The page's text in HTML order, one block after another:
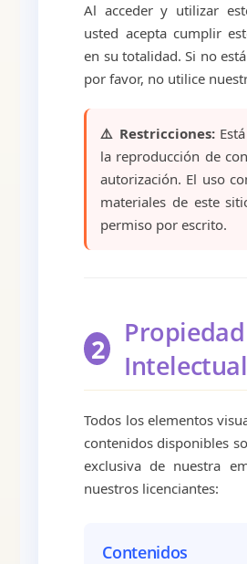
Al acceder y utilizar
usted acepta cumplir
en su totalidad. Si no
por favor, no utilice
⚠️ Restricciones:
la reproducción de
autorización. El uso
materiales de este
permiso por escrito.
2
Propiedad
Intelectual
Todos los elementos
contenidos disponibles
exclusiva de nuestra
nuestros licenciantes:
Contenidos